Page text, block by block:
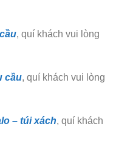
, quí khách vui lòng
cầu, quí khách vui lòng
– túi xách, quí khách